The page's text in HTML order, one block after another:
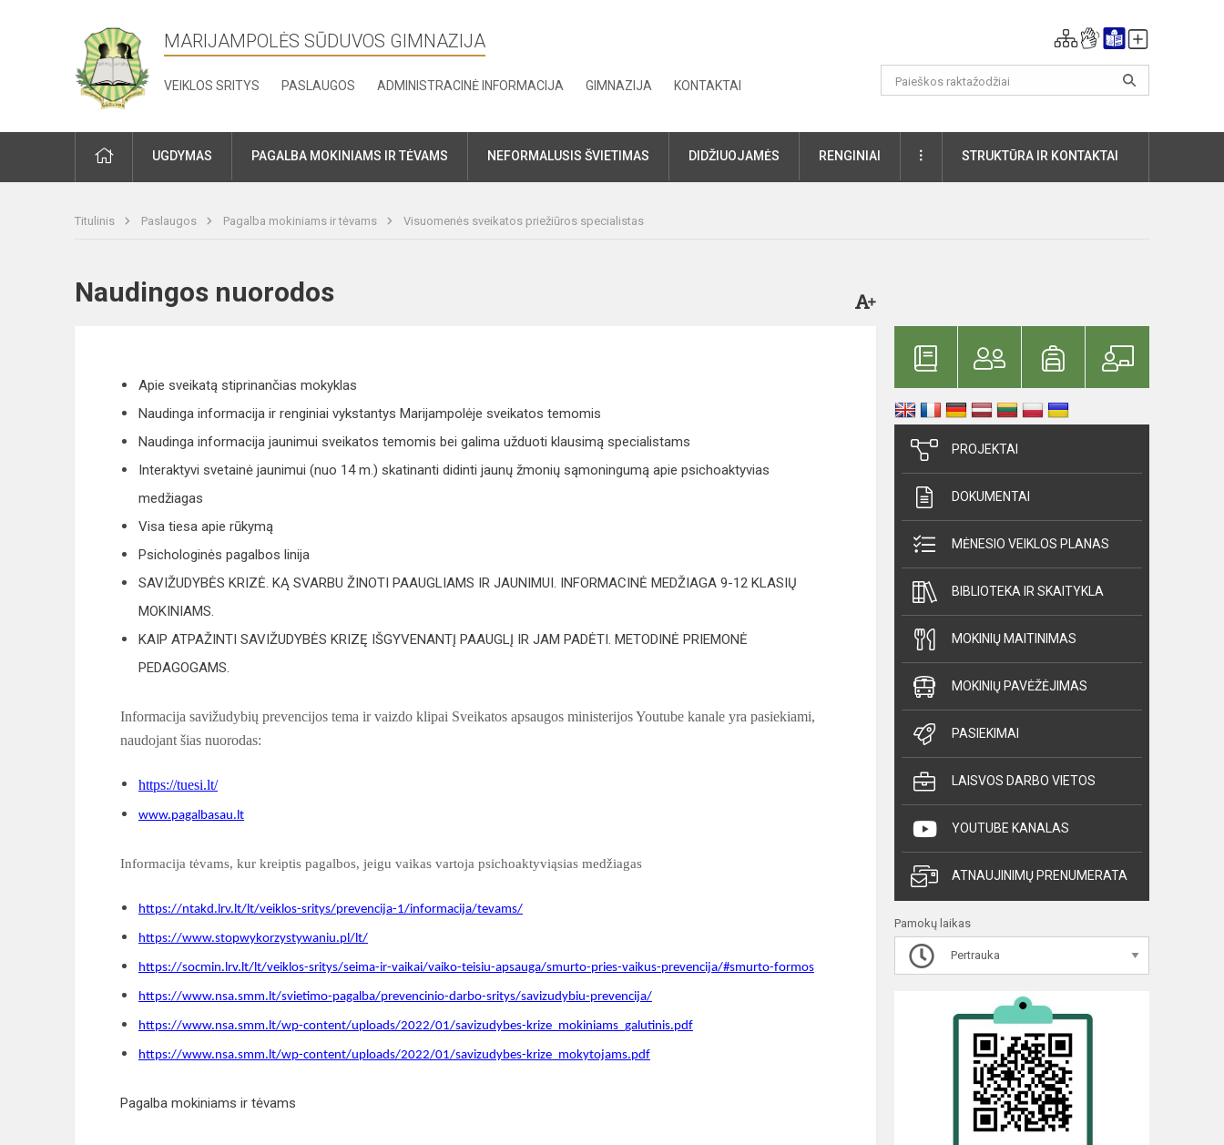
MARIJAMPOLĖS SŪDUVOS GIMNAZIJA
VEIKLOS SRITYS PASLAUGOS ADMINISTRACINĖ INFORMACIJA GIMNAZIJA KONTAKTAI
PRADŽIAUGDYMAS PAGALBA MOKINIAMS IR TĖVAMS NEFORMALUSIS ŠVIETIMAS DIDŽIUOJAMĖS RENGINIAI DAUGIAUSTRUKTŪRA IR KONTAKTAI
Titulinis Paslaugos Pagalba mokiniams ir tėvams Visuomenės sveikatos priežiūros specialistas
Naudingos nuorodos
Apie sveikatą stiprinančias mokyklas
Naudinga informacija ir renginiai vykstantys Marijampolėje sveikatos temomis
Naudinga informacija jaunimui sveikatos temomis bei galima užduoti klausimą specialistams
Interaktyvi svetainė jaunimui (nuo 14 m.) skatinanti didinti jaunų žmonių sąmoningumą apie psichoaktyvias
medžiagas
Visa tiesa apie rūkymą
Psichologinės pagalbos linija
SAVIŽUDYBĖS KRIZĖ. KĄ SVARBU ŽINOTI PAAUGLIAMS IR JAUNIMUI. INFORMACINĖ MEDŽIAGA 9-12 KLASIŲ
MOKINIAMS.
KAIP ATPAŽINTI SAVIŽUDYBĖS KRIZĘ IŠGYVENANTĮ PAAUGLĮ IR JAM PADĖTI. METODINĖ PRIEMONĖ
PEDAGOGAMS.
Informacija savižudybių prevencijos tema ir vaizdo klipai Sveikatos apsaugos ministerijos Youtube kanale yra pasiekiami,
naudojant šias nuorodas:
https://tuesi.lt/
www.pagalbasau.lt
Informacija tėvams, kur kreiptis pagalbos, jeigu vaikas vartoja psichoaktyviąsias medžiagas
https://ntakd.lrv.lt/lt/veiklos-sritys/prevencija-1/informacija/tevams/
https://www.stopwykorzystywaniu.pl/lt/
https://socmin.lrv.lt/lt/veiklos-sritys/seima-ir-vaikai/vaiko-teisiu-apsauga/smurto-pries-vaikus-prevencija/#smurto-formos
https://www.nsa.smm.lt/svietimo-pagalba/prevencinio-darbo-sritys/savizudybiu-prevencija/
https://www.nsa.smm.lt/wp-content/uploads/2022/01/savizudybes-krize_mokiniams_galutinis.pdf
https://www.nsa.smm.lt/wp-content/uploads/2022/01/savizudybes-krize_mokytojams.pdf
Pagalba mokiniams ir tėvams
PROJEKTAI
DOKUMENTAI
MĖNESIO VEIKLOS PLANAS
BIBLIOTEKA IR SKAITYKLA
MOKINIŲ MAITINIMAS
MOKINIŲ PAVĖŽĖJIMAS
PASIEKIMAI
LAISVOS DARBO VIETOS
YOUTUBE KANALAS
ATNAUJINIMŲ PRENUMERATA
Pamokų laikas
Pertrauka